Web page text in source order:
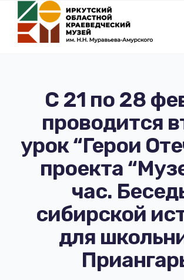
Льготное посещение
Реквизиты музея
Документы
Виртуальный
Вакансии музея
Отдел истории
Отдел природы
Музейная студия
Окно в Азию
С 21 по 28
проводится
урок “Герои
проекта
час.
сибирской
для